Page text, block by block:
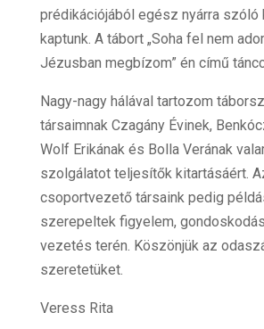
prédikációjából egész nyárra szóló
kaptunk. A tábort „Soha fel nem
Jézusban megbízom” én című
Nagy-nagy hálával tartozom
társaimnak Czagány Évinek,
Wolf Erikának és Bolla Verának
szolgálatot teljesítők kitartásáért.
csoportvezető társaink pedig
szerepeltek figyelem,
vezetés terén. Köszönjük az
szeretetüket.
Veress Rita